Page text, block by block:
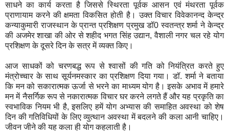
साधने का कार्य करता है जिससे स्थिरता पूर्वक आसन एवं मंथरता पूर्वक
प्राणायाम करने की क्षमता विकसित होती है। उक्त विचार विवेकानन्द केन्द्र
कन्याकुमारी राजस्थान के प्रान्त प्रशिक्षण प्रमुख डॉ0 स्वतन्त्र शर्मा ने केन्द्र
की अजमेर शाखा की ओर से शहीद भगत सिंह उद्यान, वैशाली नगर चल रहे योग
प्रशिक्षण के दूसरे दिन के सत्र में व्यक्त किए।
आज साधकों को चरणबद्ध रूप से श्वासों की गति को नियंत्रित करते हुए
मंत्रोच्चार के साथ सूर्यनमस्कार का प्रशिक्षण दिया गया। डॉ. शर्मा ने बताया
कि मन को सकारात्मक ऊर्जा से भरने का माध्यम योग है। इसके अभाव में हमारे
मन में नैसर्गिक रूप से नकारात्मक विचार घर करने लगते हैं और यह प्रकृति का
स्वभाविक नियम भी है, इसलिए हमें योग अभ्यास की समाहित अवस्था को शेष
दिन की गतिविधियों के लिए व्युत्थान अवस्था में बदलने की कला आनी चाहिए।
जीवन जीने की यह कला ही योग कहलाती है।